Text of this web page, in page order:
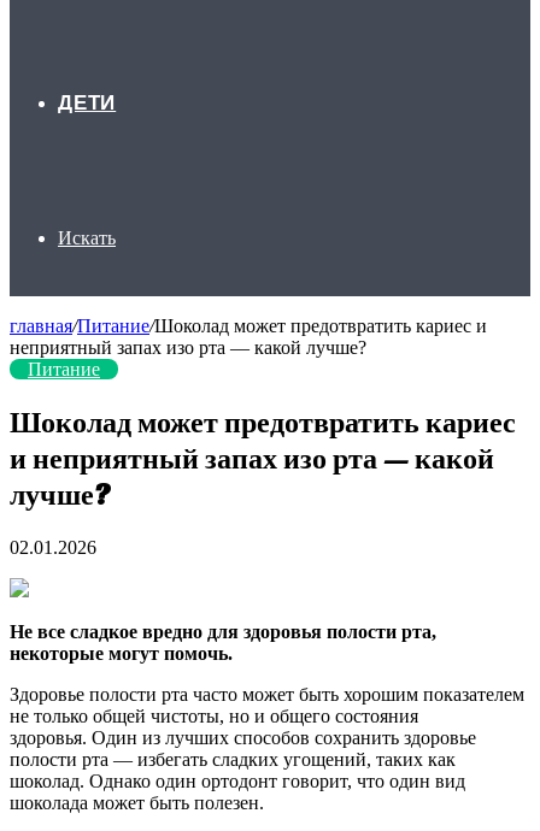
ДЕТИ
Искать
главная/Питание/Шоколад может предотвратить кариес и
неприятный запах изо рта — какой лучше?
Питание
Шоколад может предотвратить кариес
и неприятный запах изо рта — какой
лучше?
02.01.2026
Не все сладкое вредно для здоровья полости рта,
некоторые могут помочь.
Здоровье полости рта часто может быть хорошим показателем
не только общей чистоты, но и общего состояния
здоровья. Один из лучших способов сохранить здоровье
полости рта — избегать сладких угощений, таких как
шоколад. Однако один ортодонт говорит, что один вид
шоколада может быть полезен.